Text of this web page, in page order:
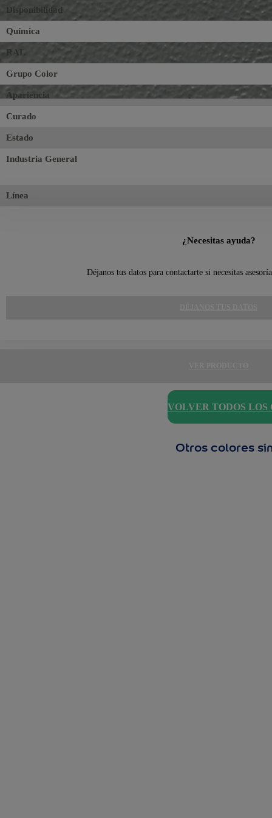
Disponibilidad
Química
RAL
Grupo Color
Apariencia
Curado
Estado
Industria General
Línea
¿Necesitas ayuda?
Déjanos tus datos para contactarte si necesitas
VOLVER TODOS LOS
Otros colores